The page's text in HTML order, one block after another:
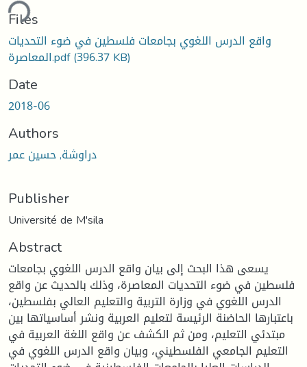
Files
واقع الدرس اللغوي بجامعات فلسطين في ضوء التحديات
المعاصرة.pdf(396.37 KB)
Date
2018-06
Authors
دراوشة, حسين عمر
Publisher
Université de M'sila
Abstract
يسعى هذا البحث إلى بيان واقع الدرس اللغوي بجامعات
فلسطين في ضوء التحديات المعاصرة، وذلك بالحديث عن واقع
الدرس اللغوي في وزارة التربية والتعليم العالي بفلسطين،
باعتبارها الحاضنة الرئيسة لتعليم العربية ونشر أساسياتها بين
مبتدئي التعليم، ومن ثم الكشف عن واقع اللغة العربية في
التعليم الجامعي الفلسطيني، وبيان واقع الدرس اللغوي في